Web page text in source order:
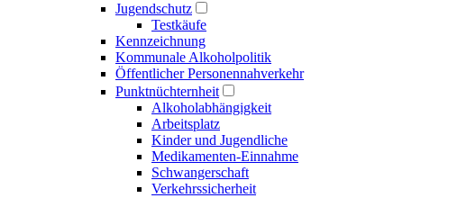
Jugendschutz
Testkäufe
Kennzeichnung
Kommunale Alkoholpolitik
Öffentlicher Personennahverkehr
Punktnüchternheit
Alkoholabhängigkeit
Arbeitsplatz
Kinder und Jugendliche
Medikamenten-Einnahme
Schwangerschaft
Verkehrssicherheit